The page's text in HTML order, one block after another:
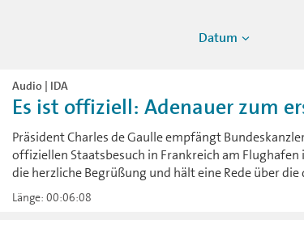
Datum
Audio | IDA
Es ist offiziell: Adenauer zum
Präsident Charles de Gaulle empfängt
offiziellen Staatsbesuch in Frankreich am
die herzliche Begrüßung und hält eine Rede über
Länge: 00:06:08